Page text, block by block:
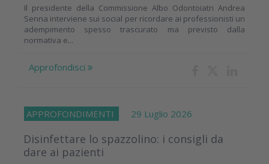
Il presidente della Commissione Albo Odontoiatri Andrea
Senna interviene sui social per ricordare ai professionisti un
adempimento spesso trascurato ma previsto dalla
normativa e...
Approfondisci
APPROFONDIMENTI 29 Luglio 2026
Disinfettare lo spazzolino: i consigli da
dare ai pazienti